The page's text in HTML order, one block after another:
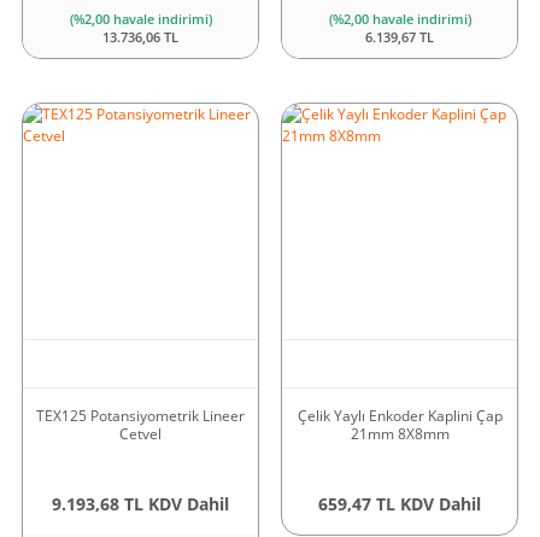
(%2,00 havale indirimi)
13.736,06 TL
(%2,00 havale indirimi)
6.139,67 TL
TEX125 Potansiyometrik Lineer
Cetvel
9.193,68 TL KDV Dahil
Çelik Yaylı Enkoder Kaplini Çap
21mm 8X8mm
659,47 TL KDV Dahil